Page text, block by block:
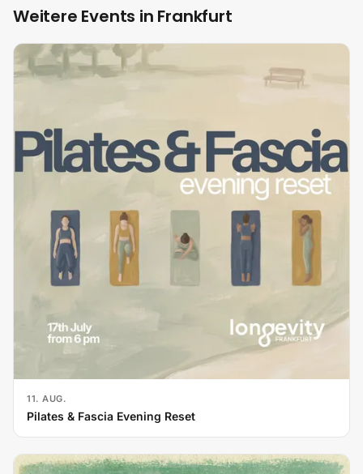
Weitere Events in Frankfurt
11. AUG.
Pilates & Fascia Evening Reset